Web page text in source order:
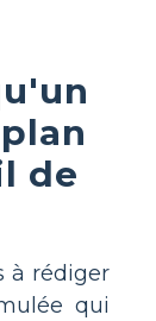
de
à rédiger
qui